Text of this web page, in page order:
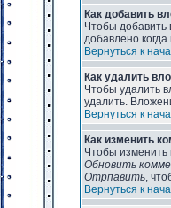
Как добавить
Чтобы добавить
добавлено
Вернуться к
Как удалить
Чтобы удалить
удалить.
Вернуться к
Как изменить
Чтобы изменить
Обновить
Отрпавить,
Вернуться к